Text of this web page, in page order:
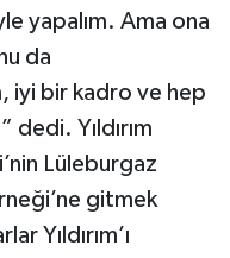
yapalım. Ama ona
da
iyi bir kadro ve hep
Yıldırım
Lüleburgaz
gitmek
Yıldırım’ı